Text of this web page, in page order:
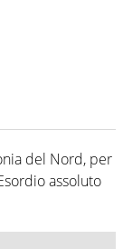
del Nord, per
assoluto